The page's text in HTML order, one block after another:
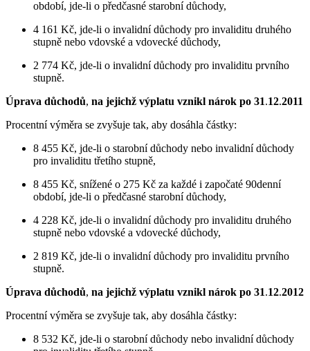
období, jde-li o předčasné starobní důchody,
4 161 Kč, jde-li o invalidní důchody pro invaliditu druhého
stupně nebo vdovské a vdovecké důchody,
2 774 Kč, jde-li o invalidní důchody pro invaliditu prvního
stupně.
Úprava důchodů, na jejichž výplatu vznikl nárok po 31.12.2011
Procentní výměra se zvyšuje tak, aby dosáhla částky:
8 455 Kč, jde-li o starobní důchody nebo invalidní důchody
pro invaliditu třetího stupně,
8 455 Kč, snížené o 275 Kč za každé i započaté 90denní
období, jde-li o předčasné starobní důchody,
4 228 Kč, jde-li o invalidní důchody pro invaliditu druhého
stupně nebo vdovské a vdovecké důchody,
2 819 Kč, jde-li o invalidní důchody pro invaliditu prvního
stupně.
Úprava důchodů, na jejichž výplatu vznikl nárok po 31.12.2012
Procentní výměra se zvyšuje tak, aby dosáhla částky:
8 532 Kč, jde-li o starobní důchody nebo invalidní důchody